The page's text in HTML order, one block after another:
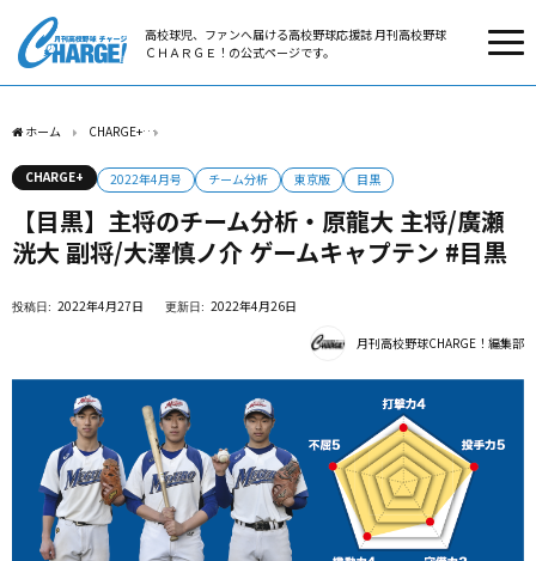
高校球児、ファンへ届ける高校野球応援誌 月刊高校野球
ＣＨＡＲＧＥ！の公式ページです。
ホーム CHARGE+
CHARGE+ 2022年4月号 チーム分析 東京版 目黒
【目黒】主将のチーム分析・原龍大 主将/廣瀬
洸大 副将/大澤慎ノ介 ゲームキャプテン #目黒
2022年4月27日 2022年4月26日
月刊高校野球CHARGE！編集部